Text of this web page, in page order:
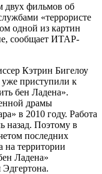
двух фильмов об
«террористе
одной из картин
сообщает ИТАР-
Кэтрин Бигелоу
приступили к
бен Ладена».
драмы
в 2010 году. Работа
назад. Поэтому в
последних
на территории
Ладена»
Эдгертона.